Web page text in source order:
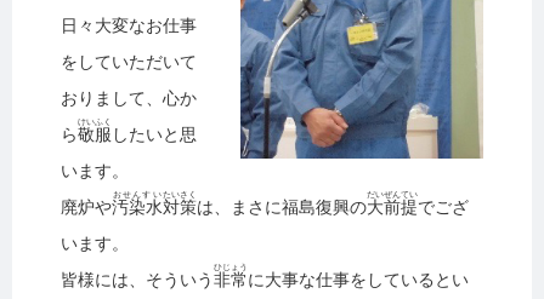
日々大変なお仕事
をしていただいて
おりまして、心か
ら敬服
けいふく
したいと思
います。
廃炉や汚染水
おせんすい
対策
たいさく
は、まさに福島復興の大前提
だいぜんてい
でござ
います。
皆様には、そういう 非常
ひじょう
に大事な仕事をしているとい